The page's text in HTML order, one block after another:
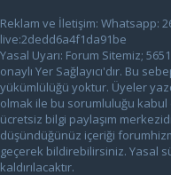
Reklam ve İletişim: Whatsapp:
live:2dedd6a4f1da91be
Yasal Uyarı: Forum Sitemiz;
onaylı Yer Sağlayıcı'dır. Bu
yükümlülüğü yoktur. Üyeler
olmak ile bu sorumluluğu kabul
ücretsiz bilgi paylaşım
düşündüğünüz içeriği
geçerek bildirebilirsiniz. Yasal
kaldırılacaktır.